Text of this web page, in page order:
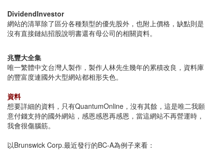
DividendInvestor
網站的清單除了區分各種類型的優先股外，也附上價格，缺點則是
沒有直接鏈結招股說明書還有母公司的相關資料。
兆豐大全集
唯一繁體中文台灣人製作，製作人林先生幾年的累積改良，資料庫
的豐富度連國外大型網站都相形失色。
資料
想要詳細的資料，只有QuantumOnline，沒有其餘，這是唯二我願
意付錢支持的國外網站，感恩感恩再感恩，當這網站不再營運時，
我會很傷腦筋。
以Brunswick Corp.最近發行的BC-A為例子來看：